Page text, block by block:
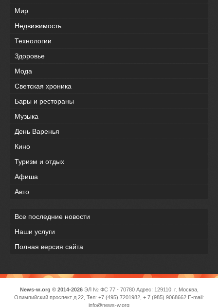
Мир
Недвижимость
Технологии
Здоровье
Мода
Светская хроника
Бары и рестораны
Музыка
День Варенья
Кино
Туризм и отдых
Афиша
Авто
Все последние новости
Наши услуги
Полная версия сайта
News-w.org © 2014-2026ЭЛ № ФС 77 - 70780 Адрес: 129110, г. Москва,
Олимпийский проспект д 22, Тел: +7 (495) 7201982, + 7 (985) 9068662 E-mail:
info@news-w.org